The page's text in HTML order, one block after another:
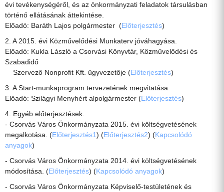
évi tevékenységéről, és az önkormányzati feladatok társulásban
történő ellátásának áttekintése.
Előadó: Baráth Lajos polgármester (Előterjesztés)
2. A 2015. évi Közművelődési Munkaterv jóváhagyása.
Előadó: Kukla László a Csorvási Könyvtár, Közművelődési és
Szabadidő
Szervező Nonprofit Kft. ügyvezetője (Előterjesztés)
3. A Start-munkaprogram tervezetének megvitatása.
Előadó: Szilágyi Menyhért alpolgármester (Előterjesztés)
4. Egyéb előterjesztések.
- Csorvás Város Önkormányzata 2015. évi költségvetésének
megalkotása. (Előterjesztés1) (Előterjesztés2) (Kapcsolódó
anyagok)
- Csorvás Város Önkormányzata 2014. évi költségvetésének
módosítása. (Előterjesztés) (Kapcsolódó anyagok)
- Csorvás Város Önkormányzata Képviselő-testületének és